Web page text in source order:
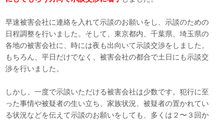
早速被害会社に連絡を入れて示談のお願いをし、示談のための
日程調整を行いました。そして、東京都内、千葉県、埼玉県の
各地の被害会社に、時には夜も出向いて示談交渉をしました。
もちろん、平日だけでなく、被害会社の都合で土日にも示談交
渉を行いました。
しかし、一度で示談いただける被害会社は少数です。犯行に至
った事情や被疑者の生い立ち、家族状況、被疑者の置かれてい
る状況などを伝えて示談のお願いをしても、多くは２〜３回か